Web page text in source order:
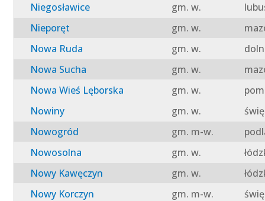
Niegosławice
gm. w.
Nieporęt
gm. w.
Nowa Ruda
gm. w.
Nowa Sucha
gm. w.
Nowa Wieś Lęborska
gm. w.
Nowiny
gm. w.
Nowogród
gm. m-w.
Nowosolna
gm. w.
Nowy Kawęczyn
gm. w.
Nowy Korczyn
gm. m-w.